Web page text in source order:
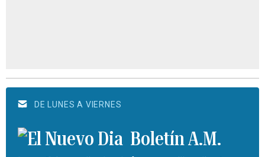
DE LUNES A VIERNES
Boletín A.M.